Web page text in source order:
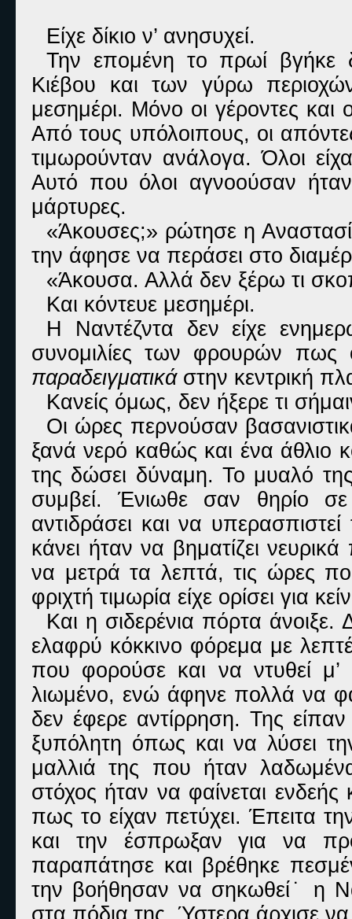
Είχε δίκιο ν’ ανησυχεί.
Την επομένη το πρωί βγήκε
Κιέβου και των γύρω
μεσημέρι. Μόνο οι γέροντες και
Από τους υπόλοιπους, οι
τιμωρούνταν ανάλογα. Όλοι
Αυτό που όλοι αγνοούσαν
μάρτυρες.
«Άκουσες;» ρώτησε η
την άφησε να περάσει στο
«Άκουσα. Αλλά δεν ξέρω τι
Και κόντευε μεσημέρι.
Η Ναντέζντα δεν είχε
συνομιλίες των φρουρών πως
παραδειγματικά στην κεντρική
Κανείς όμως, δεν ήξερε τι
Οι ώρες περνούσαν
ξανά νερό καθώς και ένα άθλιο
της δώσει δύναμη. Το μυαλό
συμβεί. Ένιωθε σαν θηρίο
αντιδράσει και να
κάνει ήταν να βηματίζει
να μετρά τα λεπτά, τις ώρες
φριχτή τιμωρία είχε ορίσει για
Και η σιδερένια πόρτα
ελαφρύ κόκκινο φόρεμα με
που φορούσε και να ντυθεί
λιωμένο, ενώ άφηνε πολλά να
δεν έφερε αντίρρηση. Της
ξυπόλητη όπως και να λύσει
μαλλιά της που ήταν
στόχος ήταν να φαίνεται
πως το είχαν πετύχει. Έπειτα
και την έσπρωξαν για να
παραπάτησε και βρέθηκε
την βοήθησαν να σηκωθεί˙ η
στα πόδια της. Ύστερα άρχισε